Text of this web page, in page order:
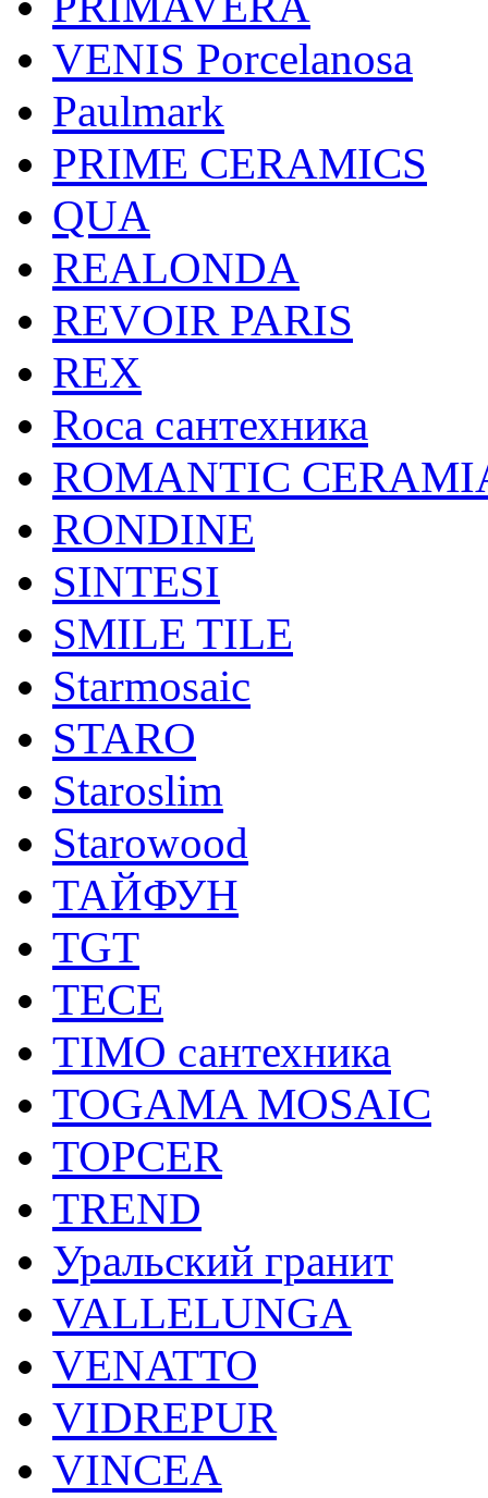
VENIS Porcelanosa
Paulmark
PRIME CERAMICS
QUA
REALONDA
REVOIR PARIS
REX
Roca сантехника
ROMANTIC
RONDINE
SINTESI
SMILE TILE
Starmosaic
STARO
Staroslim
Starowood
ТАЙФУН
TGT
TECE
TIMO сантехника
TOGAMA MOSAIC
TOPCER
TREND
Уральский гранит
VALLELUNGA
VENATTO
VIDREPUR
VINCEA